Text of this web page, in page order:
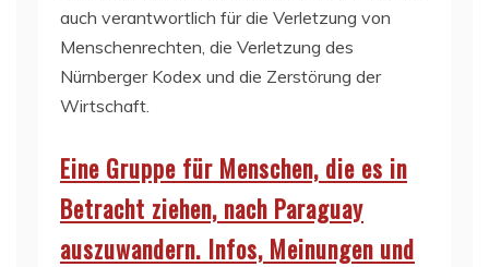
auch verantwortlich für die Verletzung von
Menschenrechten, die Verletzung des
Nürnberger Kodex und die Zerstörung der
Wirtschaft.
Eine Gruppe für Menschen, die es in
Betracht ziehen, nach Paraguay
auszuwandern. Infos, Meinungen und